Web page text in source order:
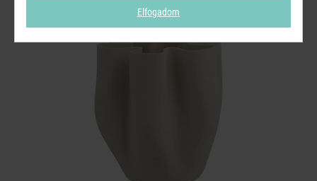
Elfogadom